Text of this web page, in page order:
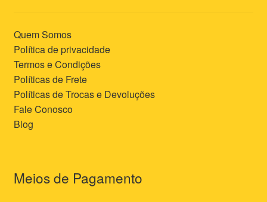
Quem Somos
Política de privacidade
Termos e Condições
Políticas de Frete
Políticas de Trocas e Devoluções
Fale Conosco
Blog
Meios de Pagamento